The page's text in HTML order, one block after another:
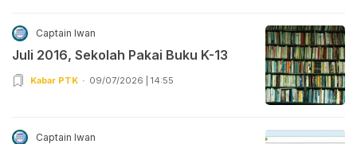
Captain Iwan
Juli 2016, Sekolah Pakai Buku K-13
Kabar PTK 09/07/2026 | 14:55
Captain Iwan